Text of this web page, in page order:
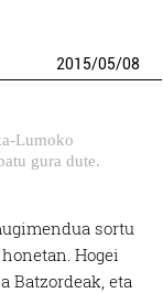
2015/05/08
Lumoko
gura dute.
sortu
Hogei
Batzordeak, eta